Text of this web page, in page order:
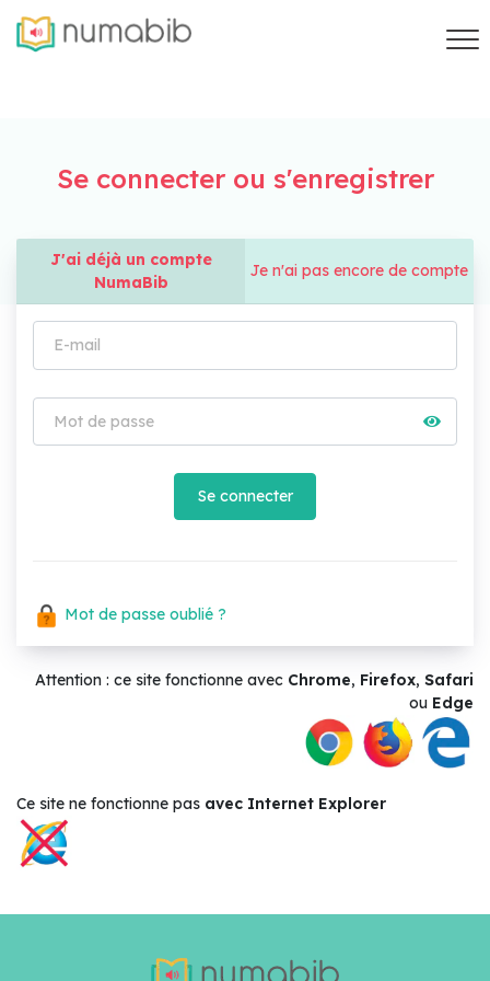
Se connecter ou s'enregistrer
J'ai déjà un compte
NumaBib
Je n'ai pas encore de compte
Se connecter
Mot de passe oublié ?
Attention : ce site fonctionne avec Chrome, Firefox, Safari
ou Edge
Ce site ne fonctionne pas avec Internet Explorer